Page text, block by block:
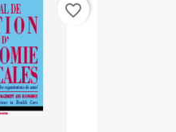
favorite_border